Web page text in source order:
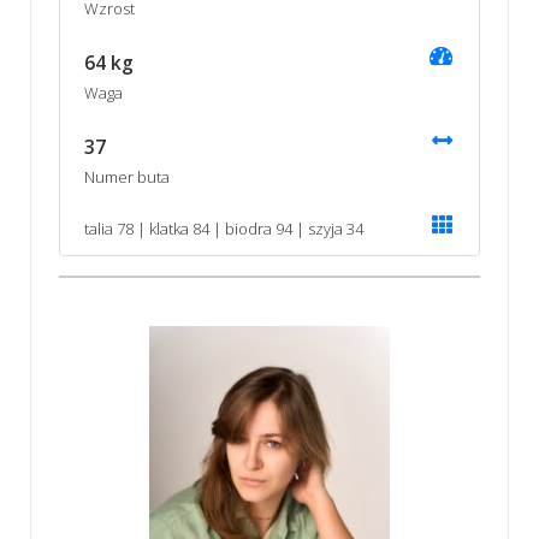
Wzrost
64 kg
Waga
37
Numer buta
talia 78 | klatka 84 | biodra 94 | szyja 34